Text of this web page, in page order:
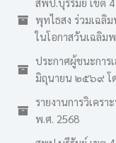
พุทไธสง ร่วมเฉลิ
ในโอกาสวันเฉลิม
ประกาศผู้ชนะกา
มิถุนายน ๒๕๖๙ โด
รายงานการวิเคร
พ.ศ. 2568